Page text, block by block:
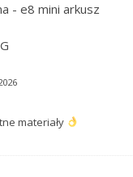
- e8 mini arkusz
materiały